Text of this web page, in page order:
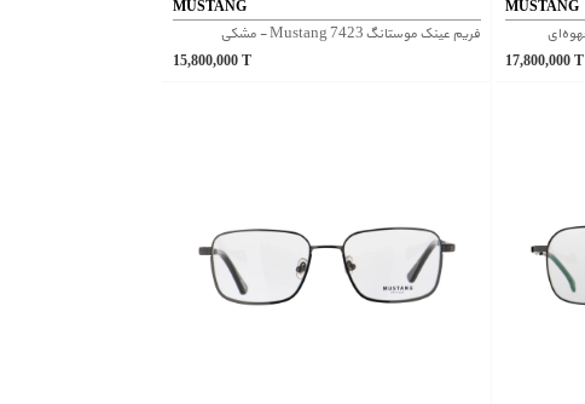
MUSTANG
فریم عینک موستانگ Mustang 7423 - مشکی
15,800,000 T
MUSTANG
17,800,000T